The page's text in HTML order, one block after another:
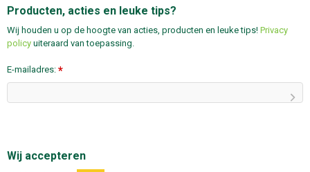
Producten, acties en leuke tips?
Wij houden u op de hoogte van acties, producten en leuke tips! Privacy
policy uiteraard van toepassing.
E-mailadres: *
Wij accepteren